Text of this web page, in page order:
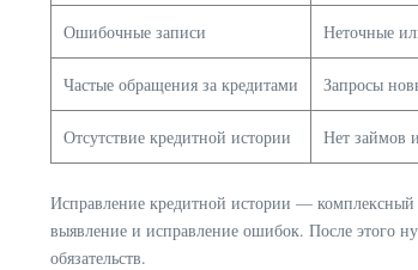
Ошибочные записи Неточные
Частые обращения за кредитами Запросы
Отсутствие кредитной истории Нет займов
Исправление кредитной истории — комплексный
выявление и исправление ошибок. После этого
обязательств.